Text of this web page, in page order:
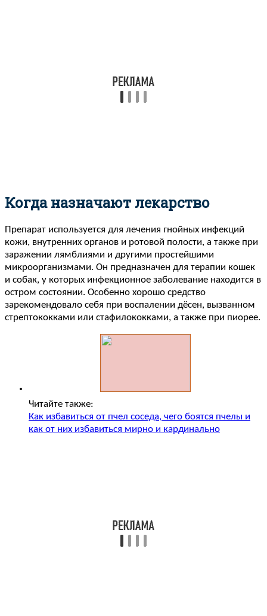
Когда назначают лекарство
Препарат используется для лечения гнойных инфекций
кожи, внутренних органов и ротовой полости, а также при
заражении лямблиями и другими простейшими
микроорганизмами. Он предназначен для терапии кошек
и собак, у которых инфекционное заболевание находится в
остром состоянии. Особенно хорошо средство
зарекомендовало себя при воспалении дёсен, вызванном
стрептококками или стафилококками, а также при пиорее.
Читайте также:
Как избавиться от пчел соседа, чего боятся пчелы и
как от них избавиться мирно и кардинально